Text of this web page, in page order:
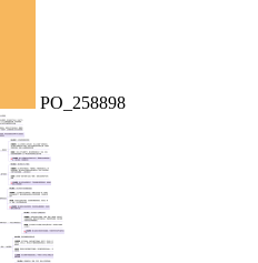
PO_258898